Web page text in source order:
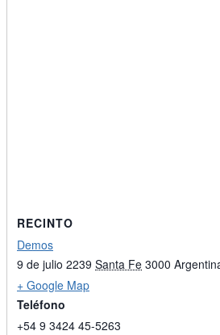
RECINTO
Demos
9 de julio 2239 Santa Fe 3000
+ Google Map
Teléfono
+54 9 3424 45-5263